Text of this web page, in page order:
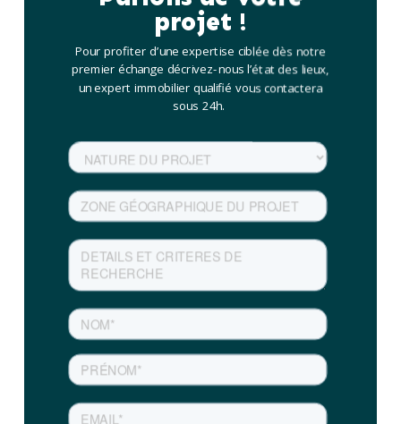
projet !
Pour profiter d’une expertise ciblée dès notre
premier échange décrivez-nous l’état des lieux,
un expert immobilier qualifié vous contactera
sous 24h.